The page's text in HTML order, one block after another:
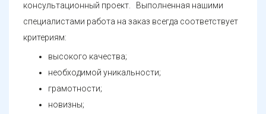
консультационный проект. Выполненная нашими
специалистами работа на заказ всегда соответствует
критериям:
высокого качества;
необходимой уникальности;
грамотности;
новизны;